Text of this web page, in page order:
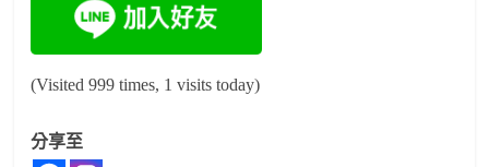
(Visited 999 times, 1 visits today)
分享至